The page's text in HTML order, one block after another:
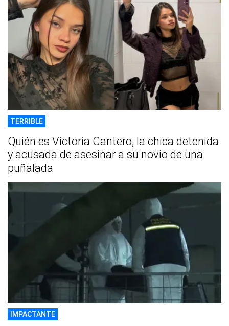
TERRIBLE
Quién es Victoria Cantero, la chica detenida
y acusada de asesinar a su novio de una
puñalada
IMPACTANTE